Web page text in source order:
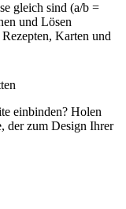
gleich sind (a/b =
und Lösen
Karten und
einbinden? Holen
der zum Design Ihrer